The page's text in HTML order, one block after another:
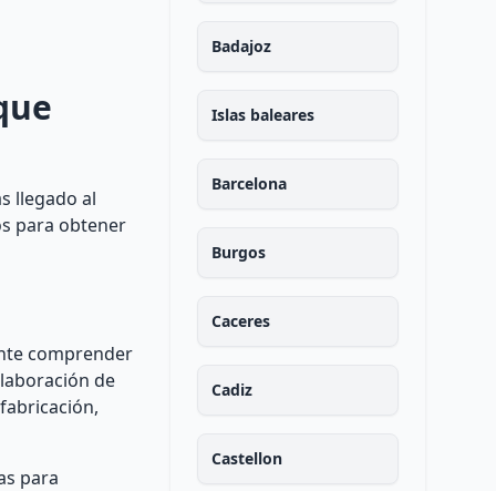
llegado al
para obtener
comprender
de
para
Badajoz
Islas baleares
Barcelona
Burgos
Caceres
Cadiz
Castellon